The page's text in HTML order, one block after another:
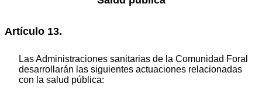
Artículo 13.
Las Administraciones sanitarias de la Comunidad Foral
desarrollarán las siguientes actuaciones relacionadas
con la salud pública: